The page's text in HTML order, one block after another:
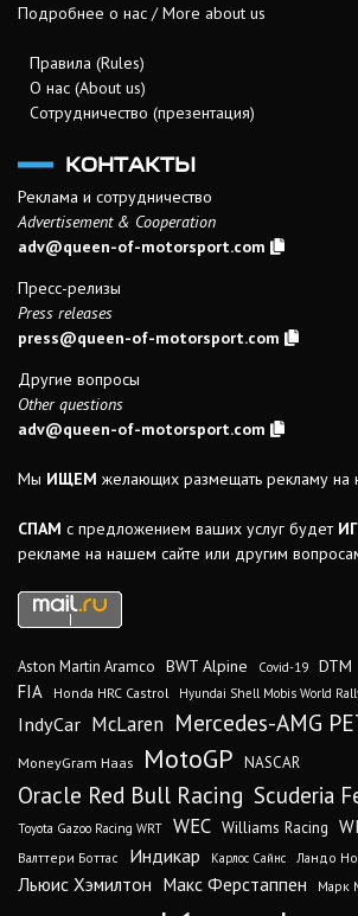
Подробнее о нас / More about us
Правила (Rules)
О нас (About us)
Сотрудничество (презентация)
КОНТАКТЫ
Реклама и сотрудничество
Advertisement & Cooperation
adv@queen-of-motorsport.com
Пресс-релизы
Press releases
press@queen-of-motorsport.com
Другие вопросы
Other questions
adv@queen-of-motorsport.com
Мы ИЩЕМ желающих размещать рекламу на
СПАМ с предложением ваших услуг будет
рекламе на нашем сайте или другим
Aston Martin Aramco BWT Alpine Covid-19 DTM
FIA Honda HRC Castrol Hyundai Shell Mobis World
IndyCar McLaren Mercedes-AMG
MoneyGram Haas MotoGP NASCAR
Oracle Red Bull Racing Scuderia
Toyota Gazoo Racing WRT WEC Williams Racing
Валттери Боттас
Индикар Карлос Сайнс Ландо
Льюис Хэмилтон Макс Ферстаппен Марк